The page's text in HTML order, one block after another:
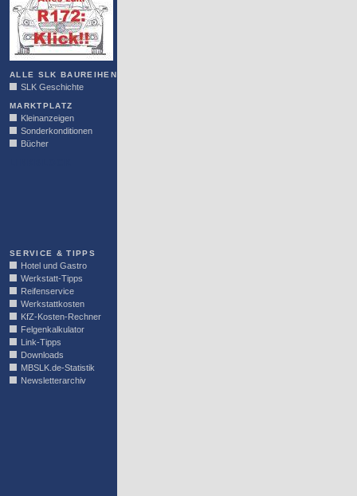
ALLE SLK BAUREIHEN
SLK Geschichte
MARKTPLATZ
Kleinanzeigen
Sonderkonditionen
Bücher
SERVICE & TIPPS
Hotel und Gastro
Werkstatt-Tipps
Reifenservice
Werkstattkosten
KfZ-Kosten-Rechner
Felgenkalkulator
Link-Tipps
Downloads
MBSLK.de-Statistik
Newsletterarchiv